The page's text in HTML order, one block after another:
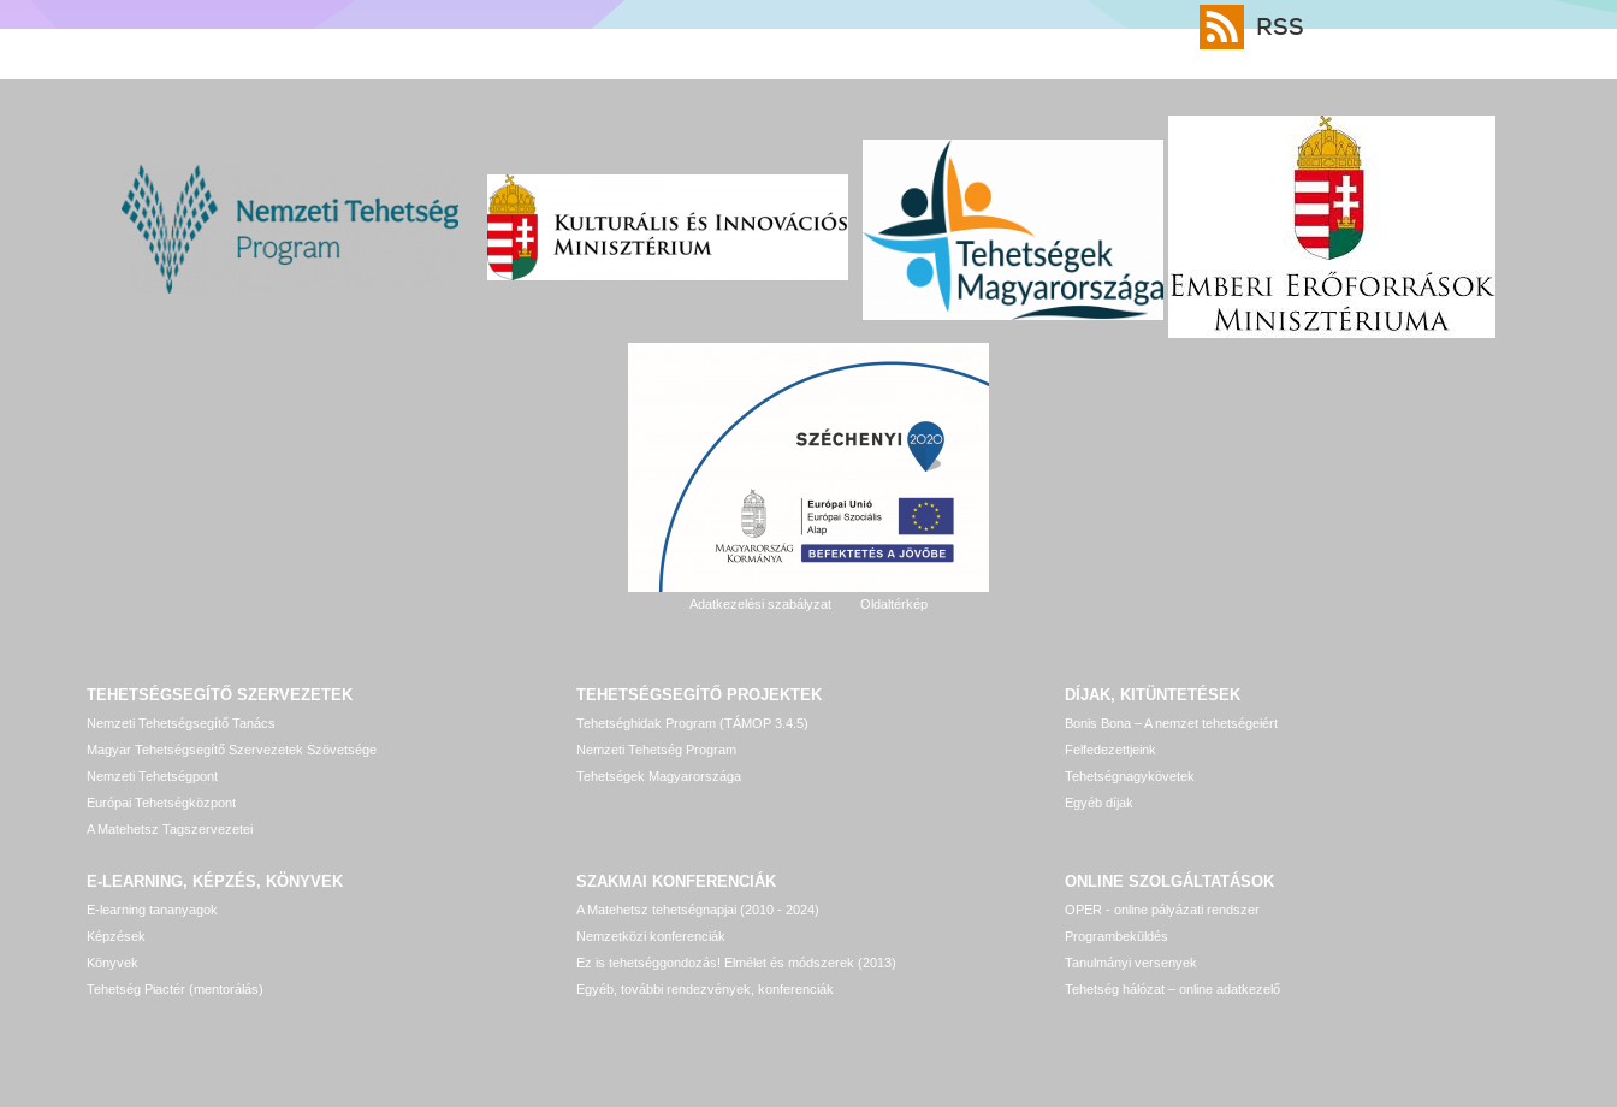
RSS
Adatkezelési szabályzat Oldaltérkép
TEHETSÉGSEGÍTŐ SZERVEZETEK
Nemzeti Tehetségsegítő Tanács
Magyar Tehetségsegítő Szervezetek Szövetsége
Nemzeti Tehetségpont
Európai Tehetségközpont
A Matehetsz Tagszervezetei
TEHETSÉGSEGÍTŐ PROJEKTEK
Tehetséghidak Program (TÁMOP 3.4.5)
Nemzeti Tehetség Program
Tehetségek Magyarországa
DÍJAK, KITÜNTETÉSEK
Bonis Bona – A nemzet tehetségeiért
Felfedezettjeink
Tehetségnagykövetek
Egyéb díjak
E-LEARNING, KÉPZÉS, KÖNYVEK
E-learning tananyagok
Képzések
Könyvek
Tehetség Piactér (mentorálás)
SZAKMAI KONFERENCIÁK
A Matehetsz tehetségnapjai (2010 - 2024)
Nemzetközi konferenciák
Ez is tehetséggondozás! Elmélet és módszerek (2013)
Egyéb, további rendezvények, konferenciák
ONLINE SZOLGÁLTATÁSOK
OPER - online pályázati rendszer
Programbeküldés
Tanulmányi versenyek
Tehetség hálózat – online adatkezelő